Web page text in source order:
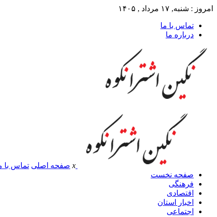
امروز : شنبه, ۱۷ مرداد , ۱۴۰۵
تماس با ما
درباره ما
x صفحه اصلی تماس با
صفحه نخست
فرهنگی
اقتصادی
اخبار استان
اجتماعی